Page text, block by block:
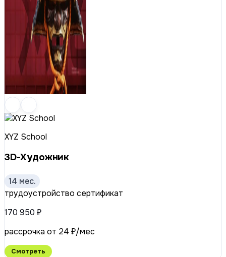
XYZ School
3D-Художник
14 мес.
трудоустройство сертификат
170 950 ₽
рассрочка от 24 ₽/мес
Смотреть